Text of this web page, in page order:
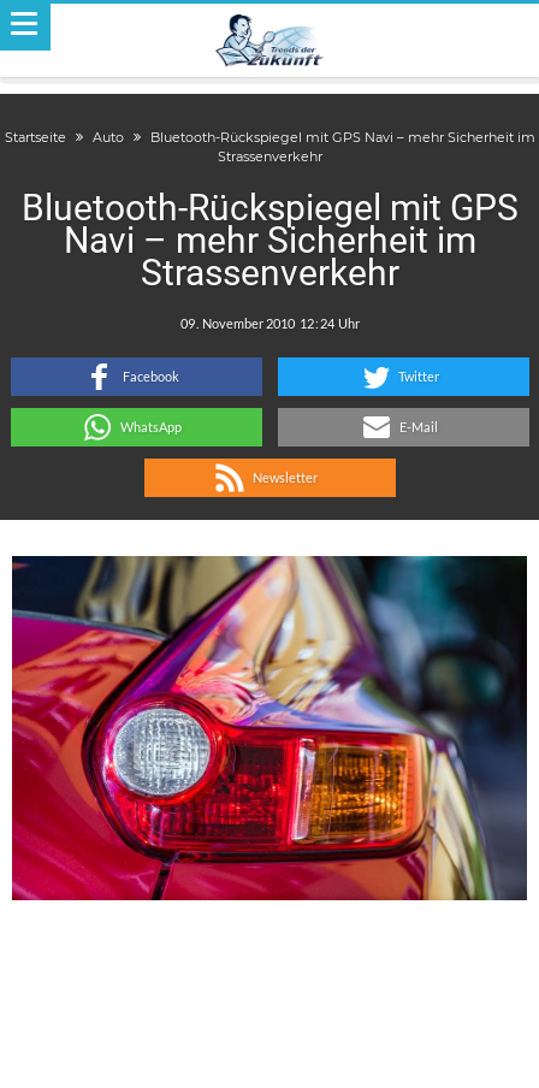
Startseite Auto
Bluetooth-Rückspiegel mit GPS Navi – mehr Sicherheit im
Strassenverkehr
Bluetooth-Rückspiegel mit GPS
Navi – mehr Sicherheit im
Strassenverkehr
:
Facebook Twitter
WhatsApp E-Mail
Newsletter